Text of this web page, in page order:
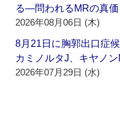
る―問われるMRの真
2026年08月06日 (木)
8月21日に胸郭出口症
カミノルタJ、キヤノン
2026年07月29日 (水)